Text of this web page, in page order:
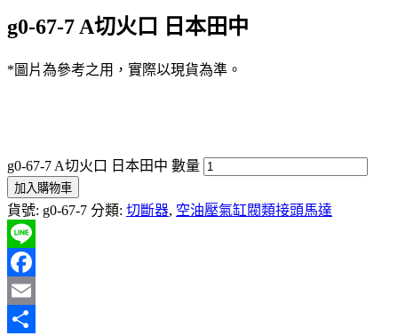
g0-67-7 A切火口 日本田中
*圖片為參考之用，實際以現貨為準。
g0-67-7 A切火口 日本田中 數量
加入購物車
貨號: g0-67-7 分類: 切斷器, 空油壓氣缸閥類接頭馬達
Line
Facebook
Email